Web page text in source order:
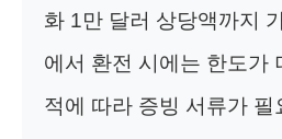
화 1만 달러 상당액까지
에서 환전 시에는 한도가
적에 따라 증빙 서류가 필